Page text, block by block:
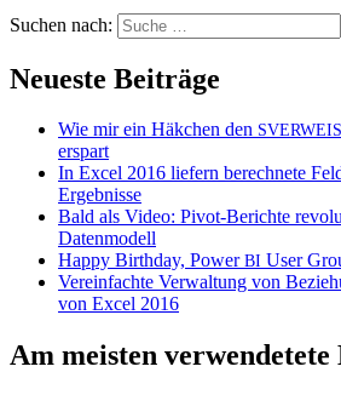
Suchen nach:
Neueste Beiträge
Wie mir ein Häkchen den SVERWEIS
erspart
In Excel 2016 liefern berechnete
Ergebnisse
Bald als Video: Pivot-Berichte
Datenmodell
Happy Birthday, PowerBI User
Vereinfachte Verwaltung von
von Excel 2016
Am meisten